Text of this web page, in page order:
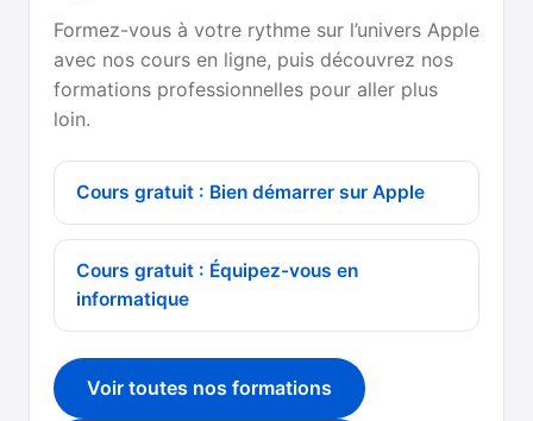
Formez-vous à votre rythme sur l’univers Apple
avec nos cours en ligne, puis découvrez nos
formations professionnelles pour aller plus
loin.
Cours gratuit : Bien démarrer sur Apple
Cours gratuit : Équipez-vous en
informatique
Voir toutes nos formations